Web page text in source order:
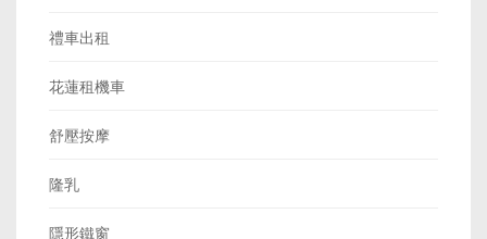
禮車出租
花蓮租機車
舒壓按摩
隆乳
隱形鐵窗